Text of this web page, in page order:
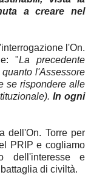
a creare nel
l'On.
"La precedente
l'Assessore
se rispondere alle
In ogni
dell'On. Torre per
PRIP e cogliamo
dell'interesse e
di civiltà.